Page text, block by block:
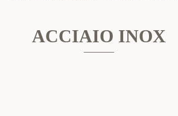
ACCIAIO INOX